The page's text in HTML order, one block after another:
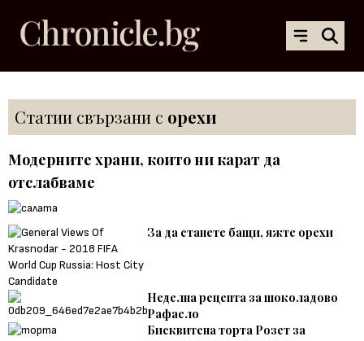
Статии свързани с орехи
Модерните храни, които ни карат да
отслабваме
За да станете бащи, яжте орехи
Неделна рецепта за шоколадово
Рафаело
Бисквитена торта Розет за